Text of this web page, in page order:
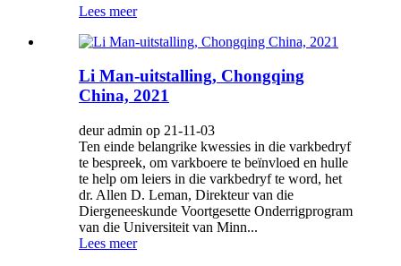
Lees meer
Li Man-uitstalling, Chongqing
China, 2021
deur admin op 21-11-03
Ten einde belangrike kwessies in die varkbedryf
te bespreek, om varkboere te beïnvloed en hulle
te help om leiers in die varkbedryf te word, het
dr. Allen D. Leman, Direkteur van die
Diergeneeskunde Voortgesette Onderrigprogram
van die Universiteit van Minn...
Lees meer